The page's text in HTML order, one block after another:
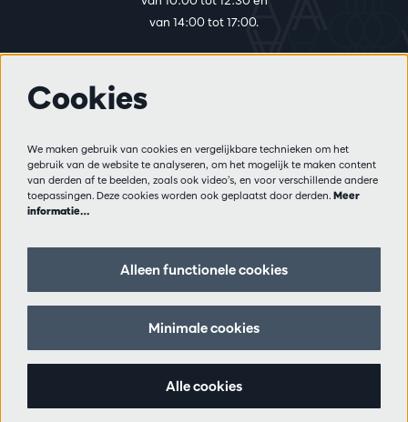
van 14:00 tot 17:00.
Privacy
Verkoopsvoorwaarden
Pers
Volg ons
Cookies
We maken gebruik van cookies en vergelijkbare technieken om het
gebruik van de website te analyseren, om het mogelijk te maken content
van derden af te beelden, zoals ook video’s, en voor verschillende andere
toepassingen. Deze cookies worden ook geplaatst door derden. Meer
informatie…
Alleen functionele cookies
Minimale cookies
Alle cookies